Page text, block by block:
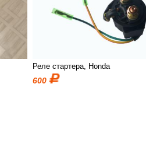
Реле стартера, Honda
600